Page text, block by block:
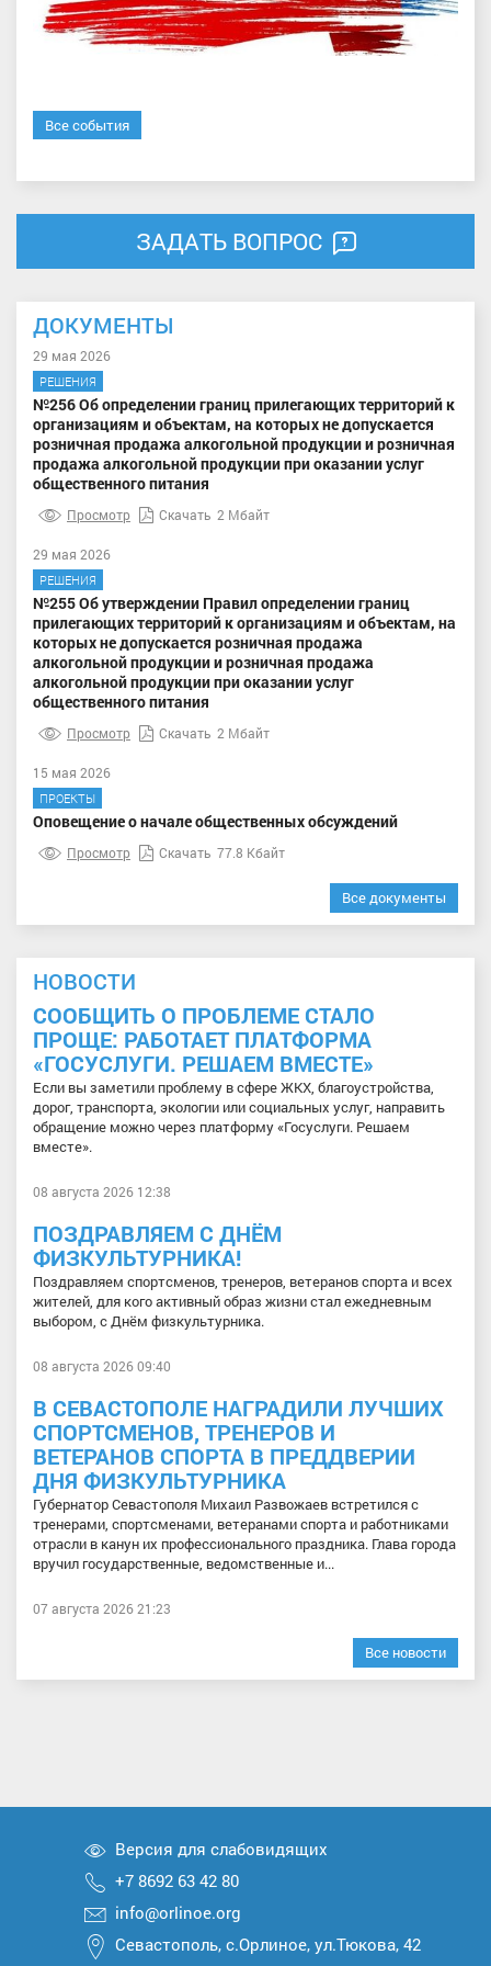
Все события
ЗАДАТЬ ВОПРОС
ДОКУМЕНТЫ
29 мая 2026
РЕШЕНИЯ
№256 Об определении границ прилегающих территорий к
организациям и объектам, на которых не допускается
розничная продажа алкогольной продукции и розничная
продажа алкогольной продукции при оказании услуг
общественного питания
Просмотр Скачать 2 Мбайт
29 мая 2026
РЕШЕНИЯ
№255 Об утверждении Правил определении границ
прилегающих территорий к организациям и объектам, на
которых не допускается розничная продажа
алкогольной продукции и розничная продажа
алкогольной продукции при оказании услуг
общественного питания
Просмотр Скачать 2 Мбайт
15 мая 2026
ПРОЕКТЫ
Оповещение о начале общественных обсуждений
Просмотр Скачать 77.8 Кбайт
Все документы
НОВОСТИ
СООБЩИТЬ О ПРОБЛЕМЕ СТАЛО
ПРОЩЕ: РАБОТАЕТ ПЛАТФОРМА
«ГОСУСЛУГИ. РЕШАЕМ ВМЕСТЕ»
Если вы заметили проблему в сфере ЖКХ, благоустройства,
дорог, транспорта, экологии или социальных услуг, направить
обращение можно через платформу «Госуслуги. Решаем
вместе».
08 августа 2026 12:38
ПОЗДРАВЛЯЕМ С ДНЁМ
ФИЗКУЛЬТУРНИКА!
Поздравляем спортсменов, тренеров, ветеранов спорта и всех
жителей, для кого активный образ жизни стал ежедневным
выбором, с Днём физкультурника.
08 августа 2026 09:40
В СЕВАСТОПОЛЕ НАГРАДИЛИ ЛУЧШИХ
СПОРТСМЕНОВ, ТРЕНЕРОВ И
ВЕТЕРАНОВ СПОРТА В ПРЕДДВЕРИИ
ДНЯ ФИЗКУЛЬТУРНИКА
Губернатор Севастополя Михаил Развожаев встретился с
тренерами, спортсменами, ветеранами спорта и работниками
отрасли в канун их профессионального праздника. Глава города
вручил государственные, ведомственные и...
07 августа 2026 21:23
Все новости
Версия для слабовидящих
+7 8692 63 42 80
info@orlinoe.org
Севастополь, с.Орлиное, ул.Тюкова, 42